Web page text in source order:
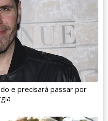
e precisará passar por